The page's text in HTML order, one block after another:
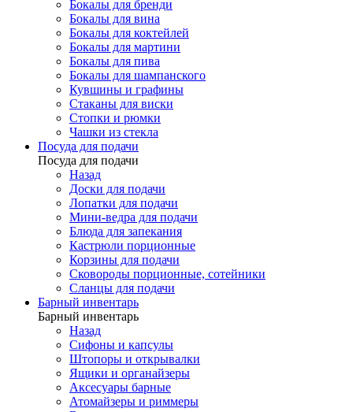
Бокалы для бренди
Бокалы для вина
Бокалы для коктейлей
Бокалы для мартини
Бокалы для пива
Бокалы для шампанского
Кувшины и графины
Стаканы для виски
Стопки и рюмки
Чашки из стекла
Посуда для подачи
Посуда для подачи
Назад
Доски для подачи
Лопатки для подачи
Мини-ведра для подачи
Блюда для запекания
Кастрюли порционные
Корзины для подачи
Сковороды порционные, сотейники
Сланцы для подачи
Барный инвентарь
Барный инвентарь
Назад
Сифоны и капсулы
Штопоры и открывалки
Ящики и органайзеры
Аксесуары барные
Атомайзеры и риммеры